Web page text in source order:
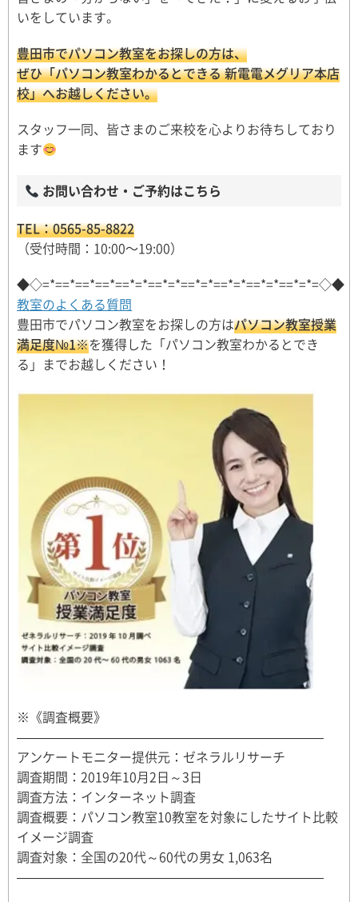
いをしています。
豊田市でパソコン教室をお探しの方は、
ぜひ「パソコン教室わかるとできる 新電電メグリア本店
校」へお越しください。
スタッフ一同、皆さまのご来校を心よりお待ちしており
ます
お問い合わせ・ご予約はこちら
TEL：0565-85-8822
（受付時間：10:00〜19:00）
◆◇=*==*==*==*==*=*==*=*==*=*==*=*==*=*==*=*=◇◆
教室のよくある質問
豊田市でパソコン教室をお探しの方はパソコン教室授業
満足度№1※を獲得した「パソコン教室わかるとでき
る」までお越しください！
※《調査概要》
————————————————————————
アンケートモニター提供元：ゼネラルリサーチ
調査期間：2019年10月2日～3日
調査方法：インターネット調査
調査概要：パソコン教室10教室を対象にしたサイト比較
イメージ調査
調査対象：全国の20代～60代の男女 1,063名
————————————————————————